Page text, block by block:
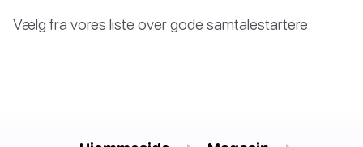
Vælg fra vores liste over gode samtalestartere: